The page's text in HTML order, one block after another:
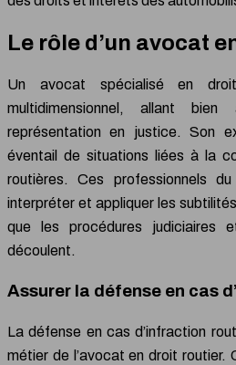
Le rôle d’un avocat
Un avocat spécialisé en
multidimensionnel, allant
représentation en justice. Son
éventail de situations liées à la
routières. Ces professionnels
interpréter et appliquer les
que les procédures judiciaires
découlent.
Assurer la défense en cas
La défense en cas d’infraction
métier de l’avocat en droit routier.